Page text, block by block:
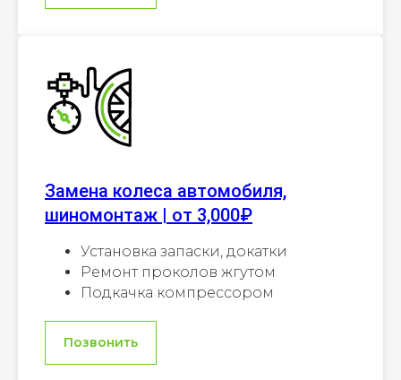
Замена колеса автомобиля,
шиномонтаж | от 3,000₽
Установка запаски, докатки
Ремонт проколов жгутом
Подкачка компрессором
Позвонить